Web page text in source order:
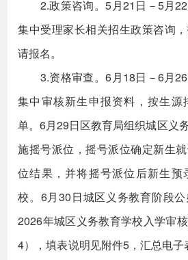
2.政策咨询。5月21日－5月22
集中受理家长相关招生政策咨询
请报名。
3.资格审查。6月18日－6月26
集中审核新生申报资料，按生源
单。6月29日区教育局组织城区义
施摇号派位，摇号派位确定新生
位结果，并将摇号派位后新生预
校。6月30日城区义务教育阶段
2026年城区义务教育学校入学审
4），填表说明见附件5，汇总电